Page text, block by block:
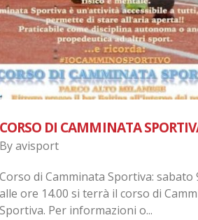
Run for Live – Monza
Byavisport
AviSport Legnano presente alla Run
Monza - Gara competitiva di 10 km
Parco di Monza. Seguono...